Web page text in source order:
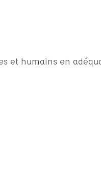
et humains en